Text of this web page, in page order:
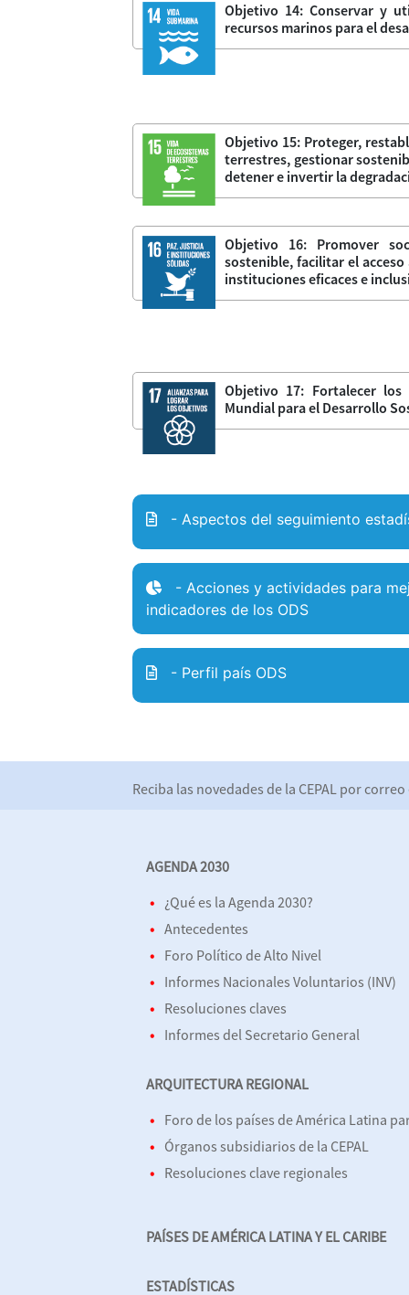
Objetivo 14: Conservar y
recursos marinos para el
Objetivo 15: Proteger,
terrestres, gestionar
detener e invertir la
Objetivo 16: Promover
sostenible, facilitar el
instituciones eficaces e
Objetivo 17: Fortalecer
Mundial para el Desarrollo
- Aspectos del seguimiento
- Acciones y actividades para
indicadores de los ODS
- Perfil país ODS
Reciba las novedades de la CEPAL por
AGENDA 2030
¿Qué es la Agenda 2030?
Antecedentes
Foro Político de Alto Nivel
Informes Nacionales Voluntarios (INV)
Resoluciones claves
Informes del Secretario General
ARQUITECTURA REGIONAL
Foro de los países de América Latina
Órganos subsidiarios de la CEPAL
Resoluciones clave regionales
PAÍSES DE AMÉRICA LATINA Y EL CARIBE
ESTADÍSTICAS